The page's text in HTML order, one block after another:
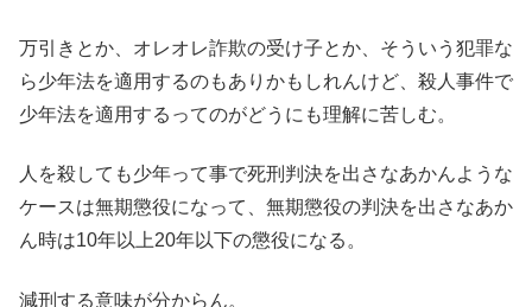
万引きとか、オレオレ詐欺の受け子とか、そういう犯罪な
ら少年法を適用するのもありかもしれんけど、殺人事件で
少年法を適用するってのがどうにも理解に苦しむ。
人を殺しても少年って事で死刑判決を出さなあかんような
ケースは無期懲役になって、無期懲役の判決を出さなあか
ん時は10年以上20年以下の懲役になる。
減刑する意味が分からん。